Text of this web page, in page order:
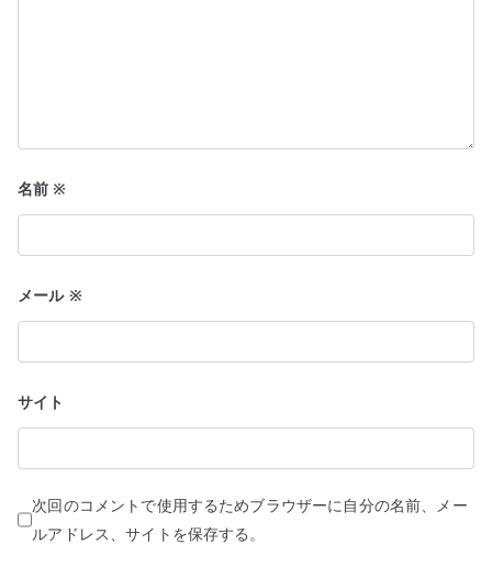
名前※
メール ※
サイト
次回のコメントで使用するためブラウザーに自分の名前、メー
ルアドレス、サイトを保存する。